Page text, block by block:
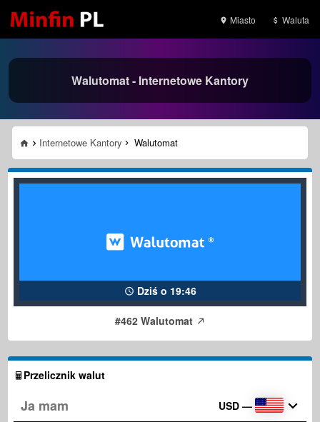
Miasto Waluta
Walutomat - Internetowe Kantory
Internetowe Kantory Walutomat
Dziś o 19:46
#462 Walutomat
Przelicznik walut
USD —